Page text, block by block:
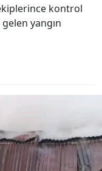
kontrol
yangın